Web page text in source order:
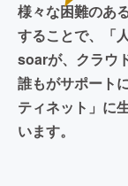
様々な困難のあ
することで、「
soarが、クラウ
誰もがサポート
ティネット」に
います。